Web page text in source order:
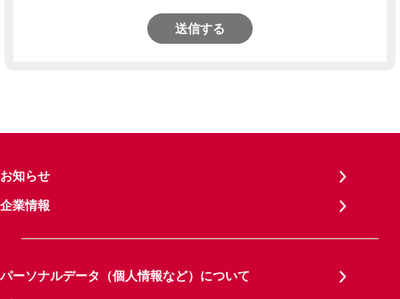
送信する
お知らせ
企業情報
パーソナルデータ（個人情報など）について